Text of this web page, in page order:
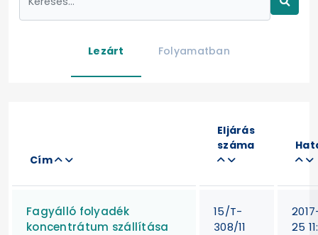
Lezárt Folyamatban
Cím
Eljárás
száma
Fagyálló folyadék
koncentrátum szállítása
15/T-
308/11
25